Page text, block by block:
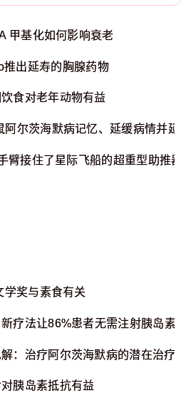
甲基化如何影响衰老
推出延寿的胸腺药物
食对老年动物有益
阿尔茨海默病记忆、延缓病情并延长
臂接住了星际飞船的超重型助推器
学奖与素食有关
疗法让86%患者无需注射胰岛素
：治疗阿尔茨海默病的潜在治疗靶
胰岛素抵抗有益